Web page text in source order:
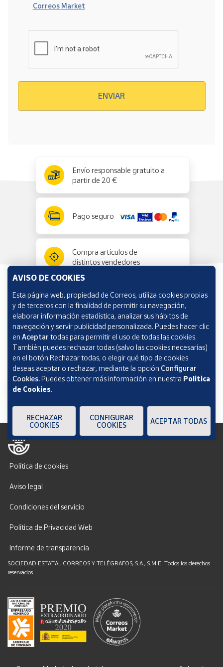
Correos Market
ENVIAR
Envío responsable gratuito a
partir de 20 €
Pago seguro
Compra artículos de
distintos vendedores
Información y ayuda
Correos Market
Política de cookies
Aviso legal
Condiciones del servicio
Política de Privacidad Web
Informe de transparencia
SOCIEDAD ESTATAL CORREOS Y TELÉGRAFOS, S.A., S.M.E. Todos los derechos
reservados.
AVISO DE COOKIES
Esta página web, propiedad de Correos, utiliza cookies propias
y de terceros con la finalidad de permitir su navegación,
elaborar información estadística, analizar sus hábitos de
navegación y servir publicidad personalizada. Puedes hacer clic
en Aceptar todas para permitir el uso de todas las cookies.
También puedes rechazar todas (salvo las cookies necesarias)
en el botón Rechazar todas, o elegir qué tipo de cookies
deseas aceptar o rechazar, mediante la opción Configurar
Cookies.Puedes obtener más información en nuestra Política
de Cookies.
RECHAZAR
COOKIES
CONFIGURAR
COOKIES
ACEPTAR TODAS